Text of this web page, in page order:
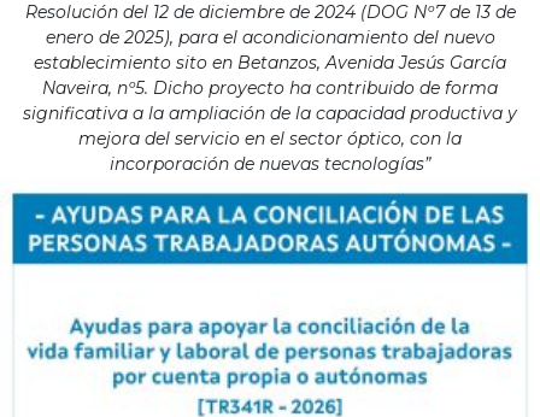
Resolución del 12 de diciembre de 2024 (DOG Nº7 de 13 de
enero de 2025), para el acondicionamiento del nuevo
establecimiento sito en Betanzos, Avenida Jesús García
Naveira, nº5. Dicho proyecto ha contribuido de forma
significativa a la ampliación de la capacidad productiva y
mejora del servicio en el sector óptico, con la
incorporación de nuevas tecnologías”